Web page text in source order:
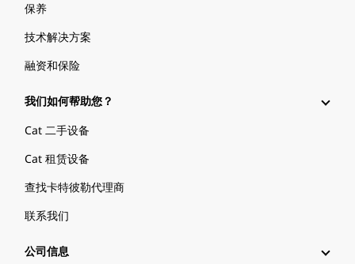
保养
技术解决方案
融资和保险
我们如何帮助您？
Cat 二手设备
Cat 租赁设备
查找卡特彼勒代理商
联系我们
公司信息